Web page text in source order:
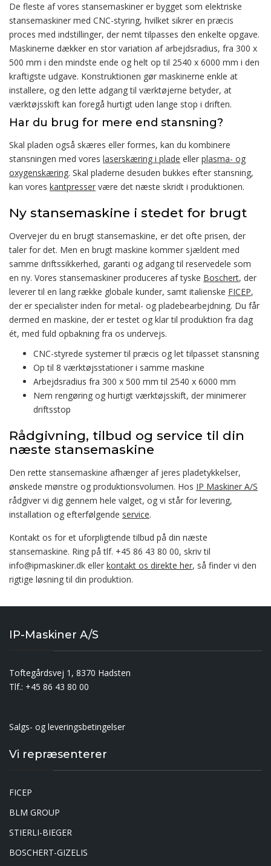
De fleste af vores stansemaskiner er bygget som elektriske
stansemaskiner med CNC-styring, hvilket sikrer en præcis
proces med indstillinger, der nemt tilpasses den enkelte opgave.
Maskinerne dækker en stor variation af arbejdsradius, fra 300 x
500 mm i den mindste ende og helt op til 2540 x 6000 mm i den
kraftigste udgave. Konstruktionen gør maskinerne enkle at
installere, og den lette adgang til værktøjerne betyder, at
værktøjsskift kan foregå hurtigt uden lange stop i driften.
Har du brug for mere end stansning?
Skal pladen også skæres eller formes, kan du kombinere
stansningen med vores laserskæring i plade eller plasma- og
oxygenskæring. Skal pladerne desuden bukkes efter stansning,
kan vores kantpresser være det næste skridt i produktionen.
Ny stansemaskine i stedet for brugt
Overvejer du en brugt stansemaskine, er det ofte prisen, der
taler for det. Men en brugt maskine kommer sjældent med
samme driftssikkerhed, garanti og adgang til reservedele som
en ny. Vores stansemaskiner produceres af tyske Boschert, der
leverer til en lang række globale kunder, samt italienske FICEP,
der er specialister inden for metal- og pladebearbejdning. Du får
dermed en maskine, der er testet og klar til produktion fra dag
ét, med fuld opbakning fra os undervejs.
CNC-styrede systemer til præcis og let tilpasset stansning
Op til 8 værktøjsstationer i samme maskine
Arbejdsradius fra 300 x 500 mm til 2540 x 6000 mm
Nem rengøring og hurtigt værktøjsskift, der minimerer
driftsstop
Rådgivning, tilbud og service til din
næste stansemaskine
Den rette stansemaskine afhænger af jeres pladetykkelser,
ønskede mønstre og produktionsvolumen. Hos IP Maskiner A/S
rådgiver vi dig gennem hele valget, og vi står for levering,
installation og efterfølgende service.
Kontakt os for et uforpligtende tilbud på din næste
stansemaskine. Ring på tlf. +45 86 43 80 00, skriv til
info@ipmaskiner.dk eller kontakt os direkte her, så finder vi den
rigtige løsning til din produktion.
IP-Maskiner A/S
Toftegårdsvej 1, 8370 Hadsten
Tlf.: +45 86 43 80 00
Salgs- og leveringsbetingelser
Vi repræsenterer
FICEP
BLM GROUP
STIERLI-BIEGER
BOSCHERT-GIZELIS